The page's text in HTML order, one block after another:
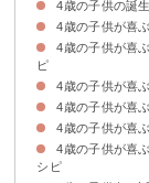
4歳の子供の誕
4歳の子供が喜
①マカロニサ
②さつまいも
③フルーツサ
4歳の子供が喜
ピ
①唐揚げ
②エビフライ
③デミグラス
4歳の子供が喜
①ちらし寿司
②手巻き寿司
③ピザ
④ロールサン
4歳の子供が喜
①かぼちゃス
②シチュー
③鞠麩のお吸
4歳の子供が喜
①フライパン
②ギミックケ
4歳の子供が喜
シピ